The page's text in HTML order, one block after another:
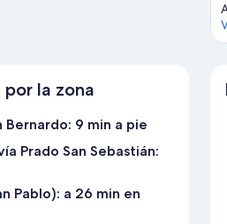
la zona
Bernardo: 9 min a pie
Prado San Sebastián:
Pablo): a 26 min en